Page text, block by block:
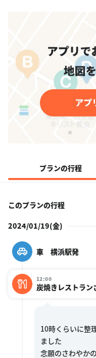
プランの行程
このプランの行程
2024/01/19(金)
車 横浜駅発
12:00
炭焼きレストラ
10時くらいに整
ました